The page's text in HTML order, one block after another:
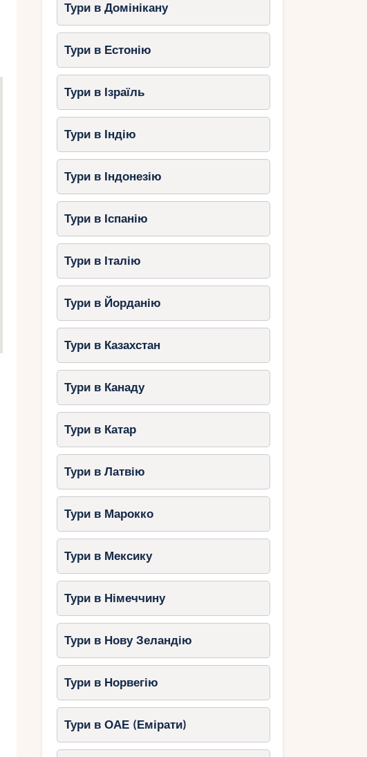
Тури в Домінікану
Тури в Естонію
Тури в Ізраїль
Тури в Індію
Тури в Індонезію
Тури в Іспанію
Тури в Італію
Тури в Йорданію
Тури в Казахстан
Тури в Канаду
Тури в Катар
Тури в Латвію
Тури в Марокко
Тури в Мексику
Тури в Німеччину
Тури в Нову Зеландію
Тури в Норвегію
Тури в ОАЕ (Емірати)